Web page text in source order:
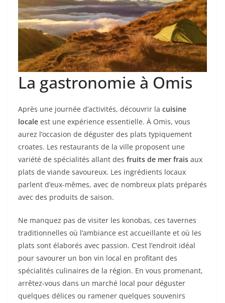
La gastronomie à Omis
Après une journée d’activités, découvrir la cuisine
locale est une expérience essentielle. À Omis, vous
aurez l’occasion de déguster des plats typiquement
croates. Les restaurants de la ville proposent une
variété de spécialités allant des fruits de mer frais aux
plats de viande savoureux. Les ingrédients locaux
parlent d’eux-mêmes, avec de nombreux plats préparés
avec des produits de saison.
Ne manquez pas de visiter les konobas, ces tavernes
traditionnelles où l’ambiance est accueillante et où les
plats sont élaborés avec passion. C’est l’endroit idéal
pour savourer un bon vin local en profitant des
spécialités culinaires de la région. En vous promenant,
arrêtez-vous dans un marché local pour déguster
quelques délices ou ramener quelques souvenirs